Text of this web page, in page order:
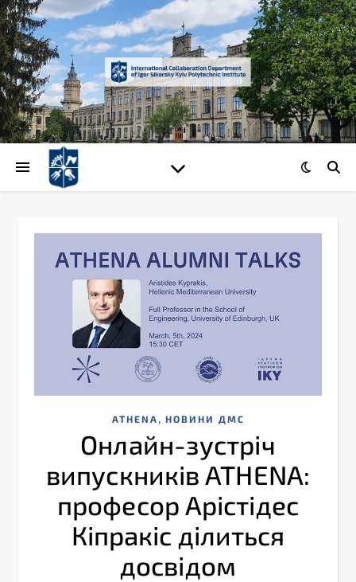
ATHENA , НОВИНИ ДМС
Онлайн-зустріч
випускників ATHENA:
професор Арістідес
Кіпракіс ділиться
досвідом